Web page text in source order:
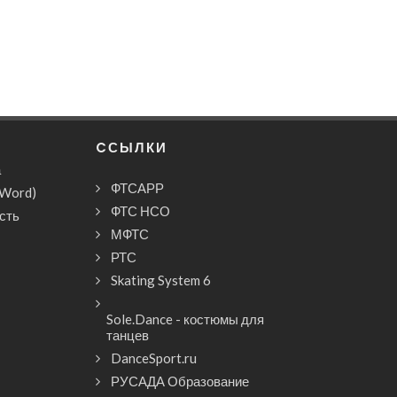
CСЫЛКИ
ФТСАРР
ФТС НСО
МФТС
РТС
Skating System 6
Sole.Dance - костюмы для
танцев
DanceSport.ru
РУСАДА Образование